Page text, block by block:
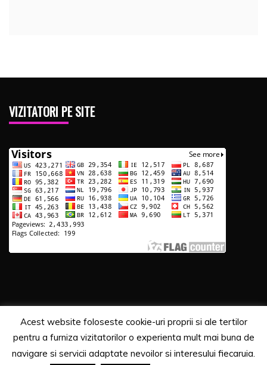
VIZITATORI PE SITE
Copyrights. © 2020 Segra Media
Proudly powered by WordPress|
Theme: Recent News
Acest website foloseste cookie-uri proprii si ale tertilor
pentru a furniza vizitatorilor o experienta mult mai buna de
navigare si servicii adaptate nevoilor si interesului fiecaruia.